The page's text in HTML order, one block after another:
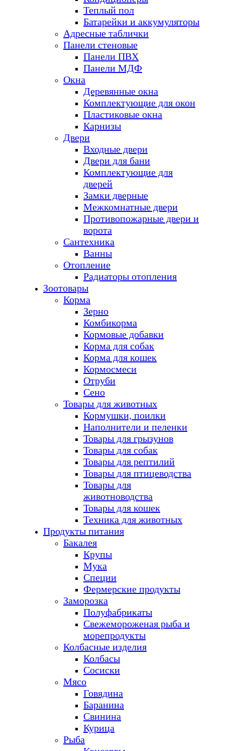
Теплый пол
Батарейки и аккумуляторы
Адресные таблички
Панели стеновые
Панели ПВХ
Панели МДФ
Окна
Деревянные окна
Комплектующие для окон
Пластиковые окна
Карнизы
Двери
Входные двери
Двери для бани
Комплектующие для
дверей
Замки дверные
Межкомнатные двери
Противопожарные двери и
ворота
Сантехника
Ванны
Отопление
Радиаторы отопления
Зоотовары
Корма
Зерно
Комбикорма
Кормовые добавки
Корма для собак
Корма для кошек
Кормосмеси
Отруби
Сено
Товары для животных
Кормушки, поилки
Наполнители и пеленки
Товары для грызунов
Товары для собак
Товары для рептилий
Товары для птицеводства
Товары для
животноводства
Товары для кошек
Техника для животных
Продукты питания
Бакалея
Крупы
Мука
Специи
Фермерские продукты
Заморозка
Полуфабрикаты
Свежемороженая рыба и
морепродукты
Колбасные изделия
Колбасы
Сосиски
Мясо
Говядина
Баранина
Свинина
Курица
Рыба